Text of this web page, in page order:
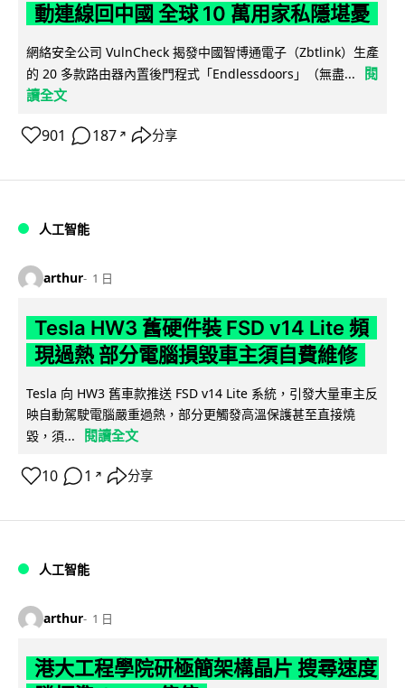
動連線回中國 全球 10 萬用家私隱堪憂
網絡安全公司 VulnCheck 揭發中國智博通電子（Zbtlink）生產
的 20 多款路由器內置後門程式「Endlessdoors」（無盡...
閱
讀全文
901 187 ↗ 分享
人工智能
arthur 1 日
Tesla HW3 舊硬件裝 FSD v14 Lite 頻
現過熱 部分電腦損毀車主須自費維修
Tesla 向 HW3 舊車款推送 FSD v14 Lite 系統，引發大量車主反
映自動駕駛電腦嚴重過熱，部分更觸發高溫保護甚至直接燒
毀，須...
閱讀全文
10 1 ↗ 分享
人工智能
arthur 1 日
港大工程學院研極簡架構晶片 搜尋速度